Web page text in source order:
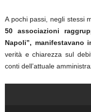
A pochi passi, negli stessi
50 associazioni
Napoli”, manifestavano
verità e chiarezza sul
conti dell’attuale